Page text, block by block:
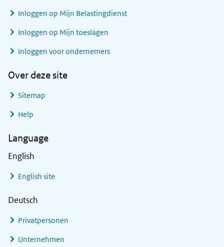
Inloggen op Mijn Belastingdienst
Inloggen op Mijn toeslagen
Inloggen voor ondernemers
Over deze site
Sitemap
Help
Language
English
English site
Deutsch
Privatpersonen
Unternehmen